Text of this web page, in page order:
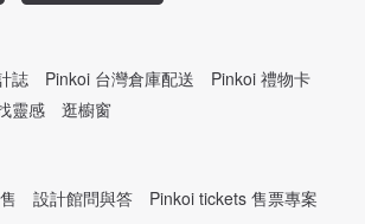
誌 Pinkoi 台灣倉庫配送
Pinkoi 禮物卡
靈感 逛櫥窗
設計館問與答 Pinkoi tickets 售票專案